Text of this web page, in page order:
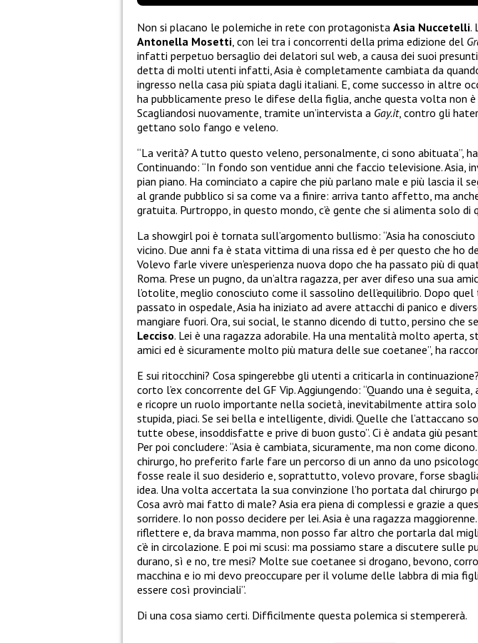
Non si placano le polemiche in rete con protagonista Asia Nuccetelli.
Antonella Mosetti , con lei tra i concorrenti della prima edizione del
infatti perpetuo bersaglio dei delatori sul web, a causa dei suoi
detta di molti utenti infatti, Asia è completamente cambiata da
ingresso nella casa più spiata dagli italiani. E, come successo in altre
ha pubblicamente preso le difese della figlia, anche questa volta non
Scagliandosi nuovamente, tramite un’intervista a Gay.it, contro gli
gettano solo fango e veleno.
“La verità? A tutto questo veleno, personalmente, ci sono abituata”,
Continuando: “In fondo son ventidue anni che faccio televisione. Asia,
pian piano. Ha cominciato a capire che più parlano male e più lascia il
al grande pubblico si sa come va a finire: arriva tanto affetto, ma
gratuita. Purtroppo, in questo mondo, c’è gente che si alimenta solo di
La showgirl poi è tornata sull’argomento bullismo: “Asia ha
vicino. Due anni fa è stata vittima di una rissa ed è per questo che ho
Volevo farle vivere un’esperienza nuova dopo che ha passato più di
Roma. Prese un pugno, da un’altra ragazza, per aver difeso una sua
l’otolite, meglio conosciuto come il sassolino dell’equilibrio. Dopo quel
passato in ospedale, Asia ha iniziato ad avere attacchi di panico e
mangiare fuori. Ora, sui social, le stanno dicendo di tutto, persino che
Lecciso. Lei è una ragazza adorabile. Ha una mentalità molto aperta,
amici ed è sicuramente molto più matura delle sue coetanee”, ha
E sui ritocchini? Cosa spingerebbe gli utenti a criticarla in
corto l’ex concorrente del GF Vip. Aggiungendo: “Quando una è
e ricopre un ruolo importante nella società, inevitabilmente attira solo
stupida, piaci. Se sei bella e intelligente, dividi. Quelle che l’attaccano
tutte obese, insoddisfatte e prive di buon gusto”. Ci è andata giù
Per poi concludere: “Asia è cambiata, sicuramente, ma non come
chirurgo, ho preferito farle fare un percorso di un anno da uno
fosse reale il suo desiderio e, soprattutto, volevo provare, forse
idea. Una volta accertata la sua convinzione l’ho portata dal chirurgo
Cosa avrò mai fatto di male? Asia era piena di complessi e grazie a
sorridere. Io non posso decidere per lei. Asia è una ragazza
riflettere e, da brava mamma, non posso far altro che portarla dal
c’è in circolazione. E poi mi scusi: ma possiamo stare a discutere sulle
durano, sì e no, tre mesi? Molte sue coetanee si drogano, bevono,
macchina e io mi devo preoccupare per il volume delle labbra di mia
essere così provinciali”.
Di una cosa siamo certi. Difficilmente questa polemica si stempererà.